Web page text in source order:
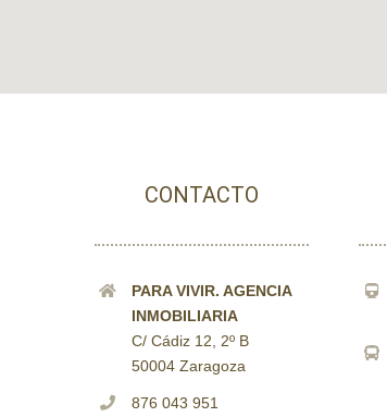
CONTACTO
PARA VIVIR. AGENCIA
INMOBILIARIA
C/ Cádiz 12, 2º B
50004 Zaragoza
876 043 951